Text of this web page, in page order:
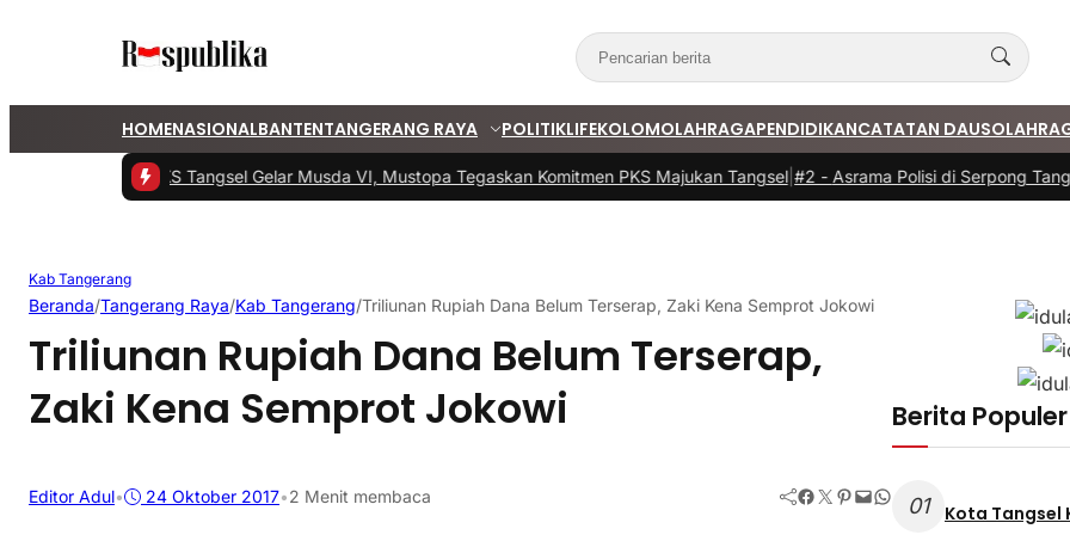
HOMENASIONALBANTENTANGERANG RAYA POLITIKLIFEKOLOMOLAHRAGAPENDIDIKANCATATAN DAUS
PKS Tangsel Gelar Musda VI, Mustopa Tegaskan Komitmen PKS Majukan Tangsel|#2 -Asrama Polisi di Serpong Tangsel
Kab Tangerang
Beranda/Tangerang Raya/Kab Tangerang/Triliunan Rupiah Dana Belum Terserap, Zaki Kena Semprot Jokowi
Triliunan Rupiah Dana Belum Terserap,
Zaki Kena Semprot Jokowi
Editor Adul• 24 Oktober 2017•2 Menit membaca Facebook Twitter Pinterest Mail WhatsApp
Berita Populer
01 Kota Tangsel